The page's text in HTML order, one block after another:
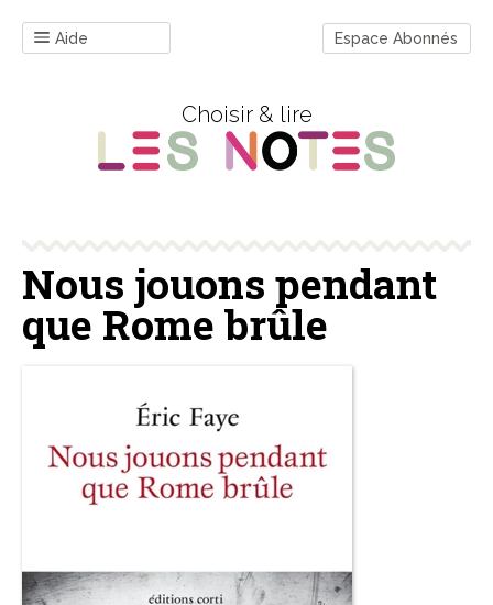
Aide Espace Abonnés
Choisir & lire
Nous jouons pendant
que Rome brûle